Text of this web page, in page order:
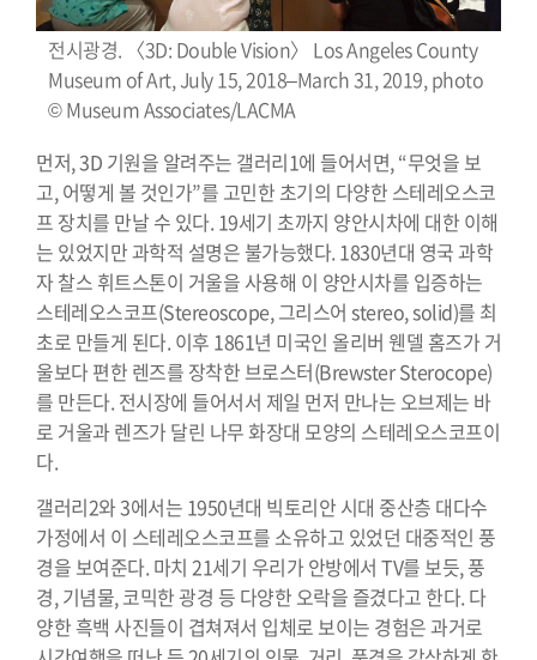
전시광경. 〈3D: Double Vision〉 Los Angeles County
Museum of Art, July 15, 2018–March 31, 2019, photo
© Museum Associates/LACMA
먼저, 3D 기원을 알려주는 갤러리1에 들어서면, “무엇을 보
고, 어떻게 볼 것인가”를 고민한 초기의 다양한 스테레오스코
프 장치를 만날 수 있다. 19세기 초까지 양안시차에 대한 이해
는 있었지만 과학적 설명은 불가능했다. 1830년대 영국 과학
자 찰스 휘트스톤이 거울을 사용해 이 양안시차를 입증하는
스테레오스코프(Stereoscope, 그리스어 stereo, solid)를 최
초로 만들게 된다. 이후 1861년 미국인 올리버 웬델 홈즈가 거
울보다 편한 렌즈를 장착한 브로스터(Brewster Sterocope)
를 만든다. 전시장에 들어서서 제일 먼저 만나는 오브제는 바
로 거울과 렌즈가 달린 나무 화장대 모양의 스테레오스코프이
다.
갤러리2와 3에서는 1950년대 빅토리안 시대 중산층 대다수
가정에서 이 스테레오스코프를 소유하고 있었던 대중적인 풍
경을 보여준다. 마치 21세기 우리가 안방에서 TV를 보듯, 풍
경, 기념물, 코믹한 광경 등 다양한 오락을 즐겼다고 한다. 다
양한 흑백 사진들이 겹쳐져서 입체로 보이는 경험은 과거로